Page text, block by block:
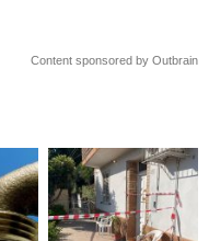
Content sponsored by Outbrain